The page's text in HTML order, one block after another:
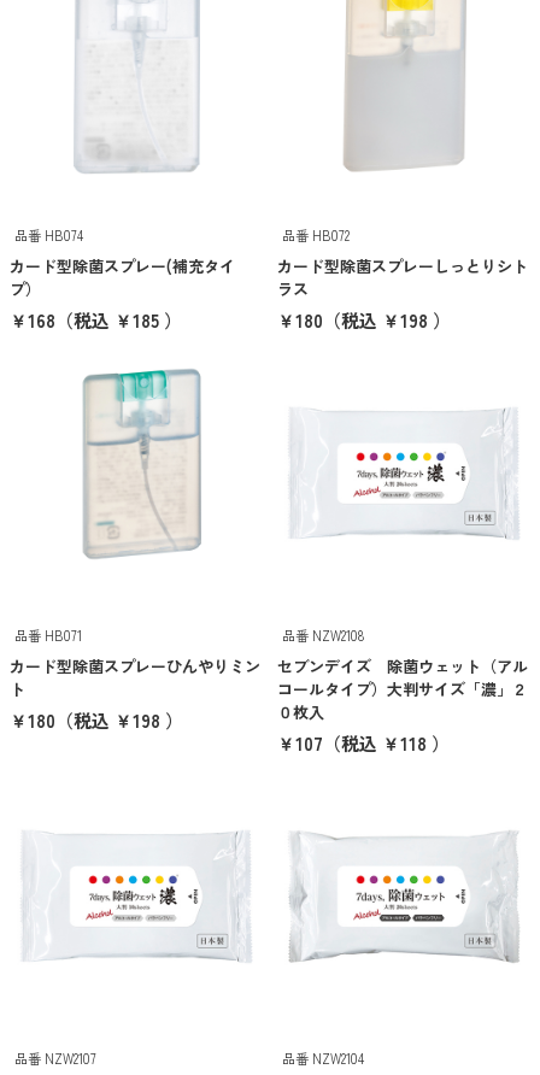
501円以上
希望価格帯から探す
エコバッグ・トートバッグ
タンブラー・ボトル
美容・コスメ・メディカル
タオル・ハンカチ
PC・スマホグッズ
時計・カレンダー
あったかグッズ
涼感グッズ・うちわ
防災・防犯グッズ
品番 HB074
カード型除菌スプレー(補充タイ
プ）
￥168 （税込 ￥185 ）
品番 HB072
カード型除菌スプレーしっとりシト
ラス
￥180 （税込 ￥198 ）
品番 HB071
カード型除菌スプレーひんやりミン
ト
￥180 （税込 ￥198 ）
品番 NZW2108
セブンデイズ 除菌ウェット（アル
コールタイプ）大判サイズ「濃」２
０枚入
￥107 （税込 ￥118 ）
品番 NZW2107 品番 NZW2104